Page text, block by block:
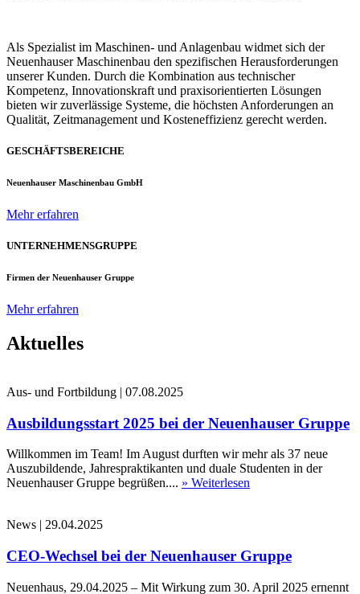
Als Spezialist im Maschinen- und Anlagenbau widmet sich der
Neuenhauser Maschinenbau den spezifischen Herausforderungen
unserer Kunden. Durch die Kombination aus technischer
Kompetenz, Innovationskraft und praxisorientierten Lösungen
bieten wir zuverlässige Systeme, die höchsten Anforderungen an
Qualität, Zeitmanagement und Kosteneffizienz gerecht werden.
GESCHÄFTSBEREICHE
Neuenhauser Maschinenbau GmbH
Mehr erfahren
UNTERNEHMENSGRUPPE
Firmen der Neuenhauser Gruppe
Mehr erfahren
Aktuelles
Aus- und Fortbildung | 07.08.2025
Ausbildungsstart 2025 bei der Neuenhauser Gruppe
Willkommen im Team! Im August durften wir mehr als 37 neue
Auszubildende, Jahrespraktikanten und duale Studenten in der
Neuenhauser Gruppe begrüßen.... » Weiterlesen
News | 29.04.2025
CEO-Wechsel bei der Neuenhauser Gruppe
Neuenhaus, 29.04.2025 – Mit Wirkung zum 30. April 2025 ernennt